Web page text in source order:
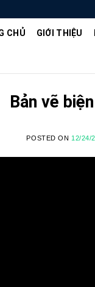
CHỦ GIỚI THIỆU
Bản vẽ
POSTED ON 12/24/